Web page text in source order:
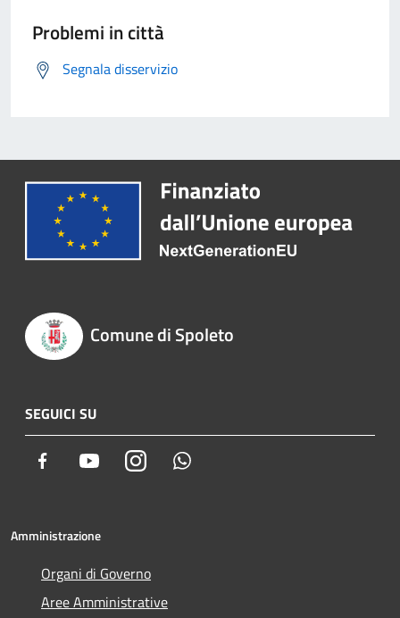
Problemi in città
Segnala disservizio
Comune di Spoleto
SEGUICI SU
Facebook YoutubeInstagram
Amministrazione
Organi di Governo
Aree Amministrative